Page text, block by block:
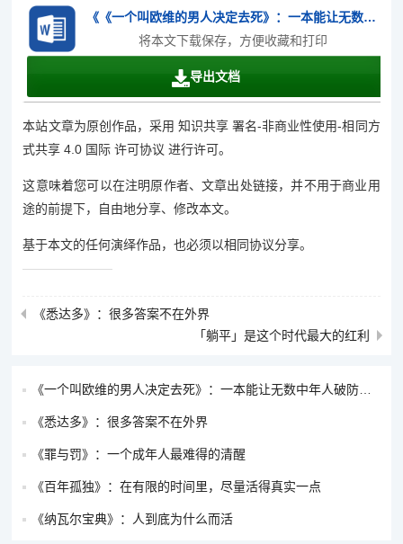
《《一个叫欧维的男人决定去死》：一本能让无数中年人破防的书》.doc
将本文下载保存，方便收藏和打印
导出文档
本站文章为原创作品，采用 知识共享 署名-非商业性使用-相同方
式共享 4.0 国际 许可协议 进行许可。
这意味着您可以在注明原作者、文章出处链接，并不用于商业用
途的前提下，自由地分享、修改本文。
基于本文的任何演绎作品，也必须以相同协议分享。
《悉达多》：很多答案不在外界
「躺平」是这个时代最大的红利
《一个叫欧维的男人决定去死》：一本能让无数中年人破防的书
《悉达多》：很多答案不在外界
《罪与罚》：一个成年人最难得的清醒
《百年孤独》：在有限的时间里，尽量活得真实一点
《纳瓦尔宝典》：人到底为什么而活